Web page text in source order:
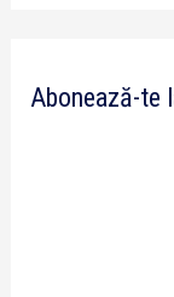
o
Abonează-te